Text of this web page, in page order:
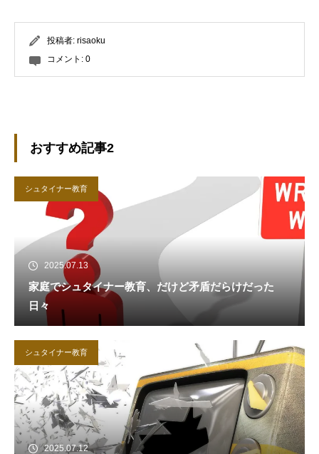
投稿者: risaoku
コメント: 0
おすすめ記事2
シュタイナー教育
2025.07.13
家庭でシュタイナー教育、だけど矛盾だらけだった
日々
シュタイナー教育
2025.07.12